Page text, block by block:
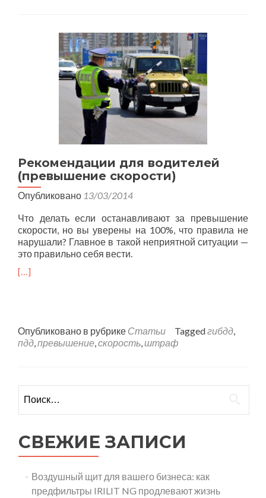
Рекомендации для водителей
(превышение скорости)
Опубликовано 13/03/2014
Что делать если останавливают за превышение
скорости, но вы уверены на 100%, что правила не
нарушали? Главное в такой неприятной ситуации —
это правильно себя вести.
[…]
Опубликовано в рубрике Статьи Taggedгибдд
пдд превышение скорость штраф
СВЕЖИЕ ЗАПИСИ
Воздушный щит для вашего бизнеса: как
предфильтры IRILIT NG продлевают жизнь